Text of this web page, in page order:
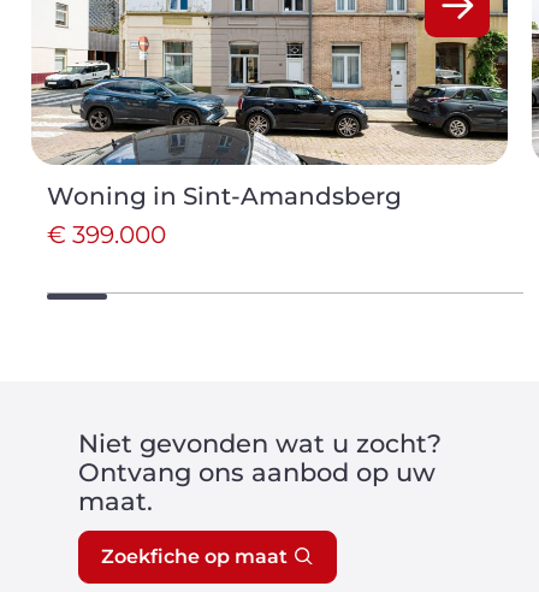
Woning in Sint-Amandsberg
€ 399.000
Niet gevonden wat u zocht?
Ontvang ons aanbod op uw
maat.
Zoekfiche op maat